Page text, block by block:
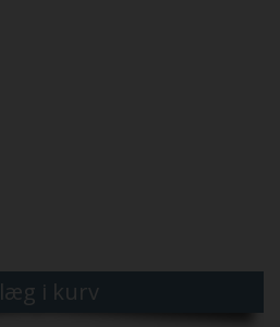
læg i kurv